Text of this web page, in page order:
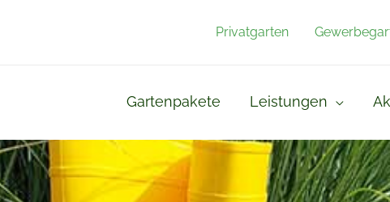
Privatgarten
Gartenpakete Leistungen